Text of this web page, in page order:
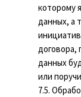
которому
данных, а
договора,
данных
или
7.5.